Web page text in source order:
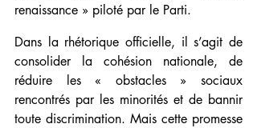
renaissance » piloté par le Parti.
Dans la rhétorique officielle, il s’agit de
consolider la cohésion nationale, de
réduire les « obstacles » sociaux
rencontrés par les minorités et de bannir
toute discrimination. Mais cette promesse